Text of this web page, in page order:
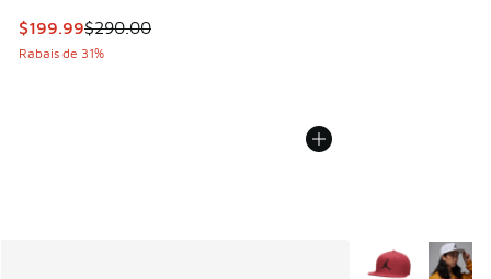
Cet article est en solde. Le prix est passé de $290.00 à
$199.99$290.00
Rabais de 31%
Plus de couleurs